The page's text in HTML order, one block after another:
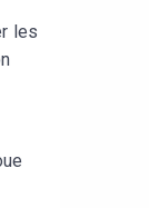
les